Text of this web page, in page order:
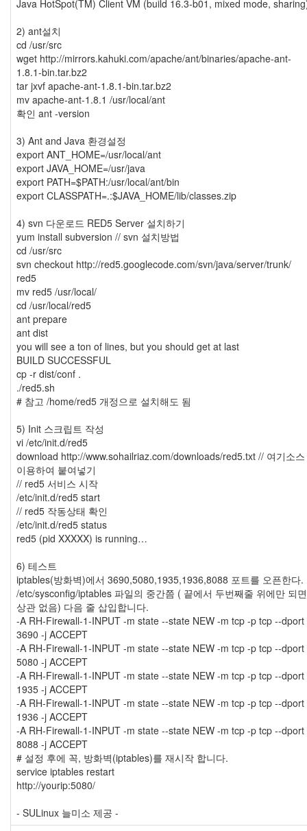
Java HotSpot(TM) Client VM (build 16.3-b01, mixed mode,
2) ant설치
cd /usr/src
wget http://mirrors.kahuki.com/apache/ant/binaries/apache-ant-
1.8.1-bin.tar.bz2
tar jxvf apache-ant-1.8.1-bin.tar.bz2
mv apache-ant-1.8.1 /usr/local/ant
확인 ant -version
3) Ant and Java 환경설정
export ANT_HOME=/usr/local/ant
export JAVA_HOME=/usr/java
export PATH=$PATH:/usr/local/ant/bin
export CLASSPATH=.:$JAVA_HOME/lib/classes.zip
4) svn 다운로드 RED5 Server 설치하기
yum install subversion // svn 설치방법
cd /usr/src
svn checkout http://red5.googlecode.com/svn/java/server/trunk/
red5
mv red5 /usr/local/
cd /usr/local/red5
ant prepare
ant dist
you will see a ton of lines, but you should get at last
BUILD SUCCESSFUL
cp -r dist/conf .
./red5.sh
# 참고 /home/red5 개정으로 설치해도 됨
5) Init 스크립트 작성
vi /etc/init.d/red5
download http://www.sohailriaz.com/downloads/red5.txt // 여기소스
이용하여 붙여넣기
// red5 서비스 시작
/etc/init.d/red5 start
// red5 작동상태 확인
/etc/init.d/red5 status
red5 (pid XXXXX) is running…
6) 테스트
iptables(방화벽)에서 3690,5080,1935,1936,8088 포트를 오픈한다.
/etc/sysconfig/iptables 파일의 중간쯤 ( 끝에서 두번째줄 위에만 되면
상관 없음) 다음 줄 삽입합니다.
-A RH-Firewall-1-INPUT -m state --state NEW -m tcp -p tcp --dport
3690 -j ACCEPT
-A RH-Firewall-1-INPUT -m state --state NEW -m tcp -p tcp --dport
5080 -j ACCEPT
-A RH-Firewall-1-INPUT -m state --state NEW -m tcp -p tcp --dport
1935 -j ACCEPT
-A RH-Firewall-1-INPUT -m state --state NEW -m tcp -p tcp --dport
1936 -j ACCEPT
-A RH-Firewall-1-INPUT -m state --state NEW -m tcp -p tcp --dport
8088 -j ACCEPT
# 설정 후에 꼭, 방화벽(iptables)를 재시작 합니다.
service iptables restart
http://yourip:5080/
- SULinux 늘미소 제공 -